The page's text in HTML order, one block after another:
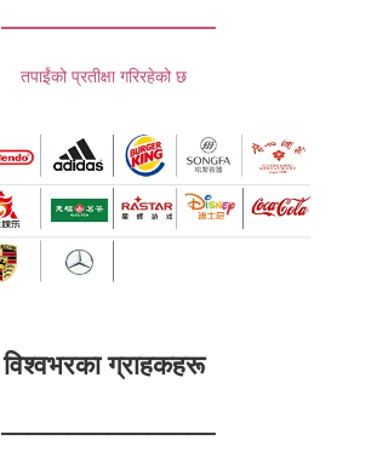
________________
तपाईंको प्रतीक्षा गरिरहेको छ
विश्वभरका ग्राहकहरू
________________